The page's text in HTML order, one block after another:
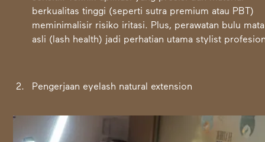
berkualitas tinggi (seperti sutra premium atau PBT)
meminimalisir risiko iritasi. Plus, perawatan bulu mata
asli (lash health) jadi perhatian utama stylist
Pengerjaan eyelash natural extension